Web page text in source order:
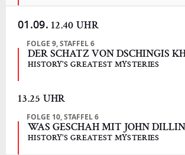
01.09. 12.40 UHR
FOLGE 9, STAFFEL 6
DER SCHATZ VON DSCHINGIS
HISTORY'S GREATEST MYSTERIES
13.25 UHR
FOLGE 10, STAFFEL 6
WAS GESCHAH MIT JOHN
HISTORY'S GREATEST MYSTERIES